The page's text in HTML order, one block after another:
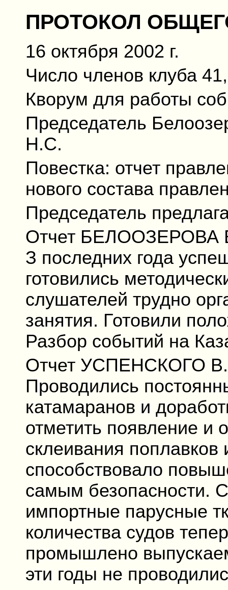
ПРОТОКОЛ
16 октября 2002 г.
Число членов клуба
Кворум для работы
Председатель
Н.С.
Повестка: отчет
нового состава
Председатель
Отчет БЕЛООЗЕРОВА
З последних года
готовились
слушателей трудно
занятия. Готовили
Разбор событий на
Отчет УСПЕНСКОГО
Проводились
катамаранов и
отметить появление и
склеивания поплавков
способствовало
самым безопасности.
импортные парусные
количества судов
промышлено
эти годы не